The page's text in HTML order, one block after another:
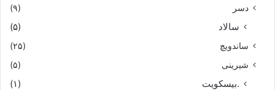
دسر (۹)
سالاد (۵)
ساندویچ
(۲۵)
شیرینی
(۵)
.بیسکویت
(۱)